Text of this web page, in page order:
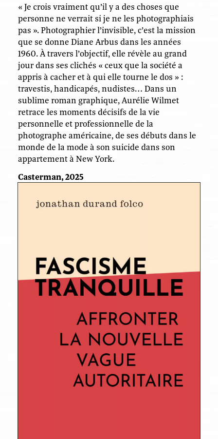
« Je crois vraiment qu’il y a des choses que
personne ne verrait si je ne les photographiais
pas ». Photographier l’invisible, c’est la mission
que se donne Diane Arbus dans les années
1960. À travers l’objectif, elle révèle au grand
jour dans ses clichés « ceux que la société a
appris à cacher et à qui elle tourne le dos » :
travestis, handicapés, nudistes… Dans un
sublime roman graphique, Aurélie Wilmet
retrace les moments décisifs de la vie
personnelle et professionnelle de la
photographe américaine, de ses débuts dans le
monde de la mode à son suicide dans son
appartement à New York.
Casterman, 2025